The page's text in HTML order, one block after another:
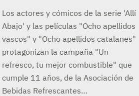
Los actores y cómicos de la serie 'Allí
Abajo' y las películas "Ocho apellidos
vascos" y "Ocho apellidos catalanes"
protagonizan la campaña "Un
refresco, tu mejor combustible" que
cumple 11 años, de la Asociación de
Bebidas Refrescantes…